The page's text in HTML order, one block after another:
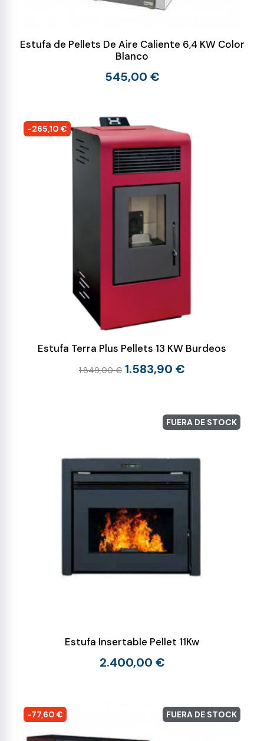
Estufa de Pellets De Aire Caliente 6,4 KW Color
Blanco
545,00 €
-265,10 €
Estufa Terra Plus Pellets 13 KW Burdeos
1.849,00 € 1.583,90 €
FUERA DE STOCK
Estufa Insertable Pellet 11Kw
2.400,00 €
-77,60 € FUERA DE STOCK